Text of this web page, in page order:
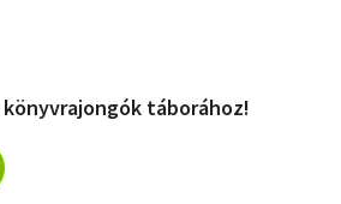
könyvrajongók táborához!